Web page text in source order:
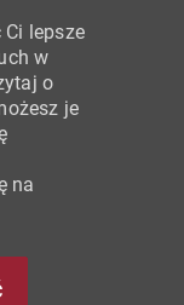
lepsze
w
o
je
na